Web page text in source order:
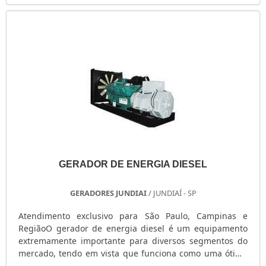
Também fabricamos acessórios para Grupos Geradores,
válido para quando não se pode correr o risco de quedas
GERADOR DE ENERGIA DIESEL
GERADORES JUNDIAI/ JUNDIAÍ - SP
Atendimento exclusivo para São Paulo, Campinas e
RegiãoO gerador de energia diesel é um equipamento
extremamente importante para diversos segmentos do
mercado, tendo em vista que funciona como uma ótima